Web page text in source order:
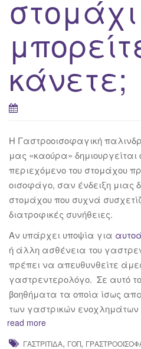
στομάχι
κάνετε;
Η Γαστροοισοφαγική
μας «καούρα» δημιουργείται
περιεχόμενο του στομάχου
οισοφάγο, σαν ένδειξη μιας
στομάχου που συχνά
διατροφικές συνήθειες.
Αν υπάρχει υποψία για
ή άλλη ασθένεια του
πρέπει να απευθυνθείτε
γαστρεντερολόγο. Σε αυτό
βοηθήματα τα οποία ίσως
των γαστρικών ενοχλημάτων
read more
ΓΑΣΤΡΊΤΙΔΑ, ΓΟΠ,